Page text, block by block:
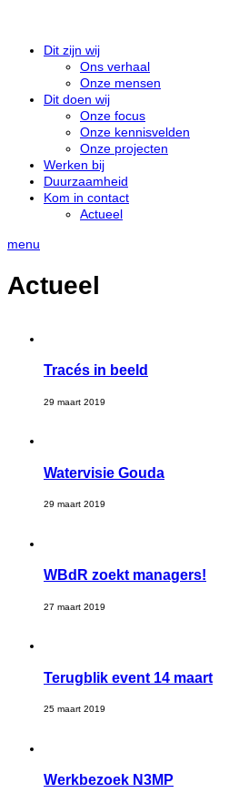
Dit zijn wij
Ons verhaal
Onze mensen
Dit doen wij
Onze focus
Onze kennisvelden
Onze projecten
Werken bij
Duurzaamheid
Kom in contact
Actueel
menu
Actueel
Tracés in beeld
29 maart 2019
Watervisie Gouda
29 maart 2019
WBdR zoekt managers!
27 maart 2019
Terugblik event 14 maart
25 maart 2019
Werkbezoek N3MP